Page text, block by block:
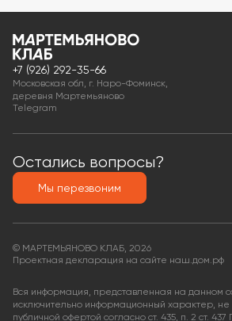
+7 (926) 292-35-66
Московская обл, г. Наро-Фоминск,
деревня Мартемьяново
Telegram
Остались вопросы?
Мы перезвоним
© МАРТЕМЬЯНОВО КЛАБ, 2026
Проектная декларация на сайте наш.дом.рф
Вся информация, представленная на данном
исключительно информационный характер, не
публичной офертой согласно ст. 435, п. 2 ст. 437